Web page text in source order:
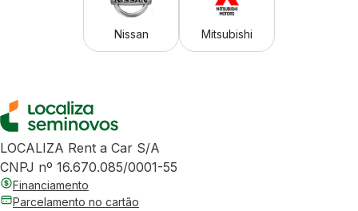
Nissan Mitsubishi
LOCALIZA Rent a Car S/A
CNPJ nº 16.670.085/0001-55
Financiamento
Parcelamento no cartão